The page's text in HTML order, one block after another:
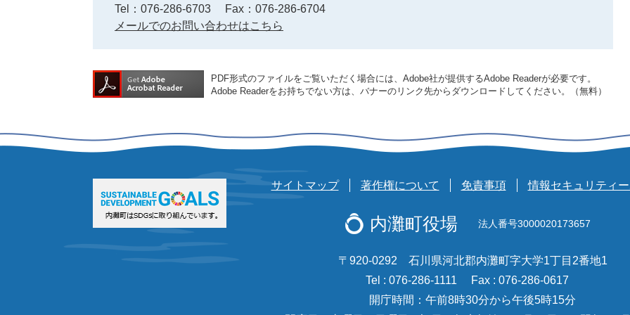
Tel：076-286-6703
Fax：076-286-6704
メールでのお問い合わせはこちら
PDF形式のファイルをご覧いただく場合には、Adobe社が提供するAdobe Readerが必要です。
Adobe Readerをお持ちでない方は、バナーのリンク先からダウンロードしてください。（無料）
サイトマップ 著作権について 免責事項 情報セキュリティ
内灘町役場 法人番号3000020173657
〒920-0292 石川県河北郡内灘町字大学1丁目2番地1
Tel : 076-286-1111
Fax : 076-286-0617
開庁時間：午前8時30分から午後5時15分